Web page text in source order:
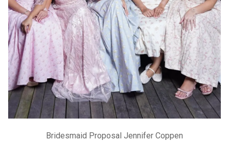
Bridesmaid Proposal Jennifer Coppen